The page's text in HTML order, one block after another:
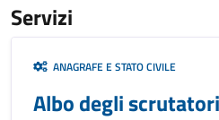
Servizi
ANAGRAFE E STATO CIVILE
Albo degli